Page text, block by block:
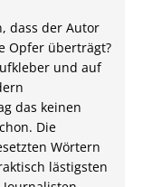
dass der Autor
Opfer überträgt?
und auf
das keinen
Die
Wörtern
lästigsten